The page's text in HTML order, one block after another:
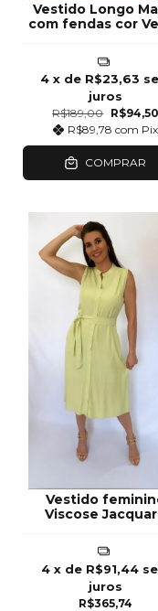
Vestido Longo
com fendas cor
R$189,00 R$94,50
R$89,78com Pix
4 x de R$23,63
juros
COMPRAR
Vestido
Viscose
R$365,74
4 x de R$91,44
juros